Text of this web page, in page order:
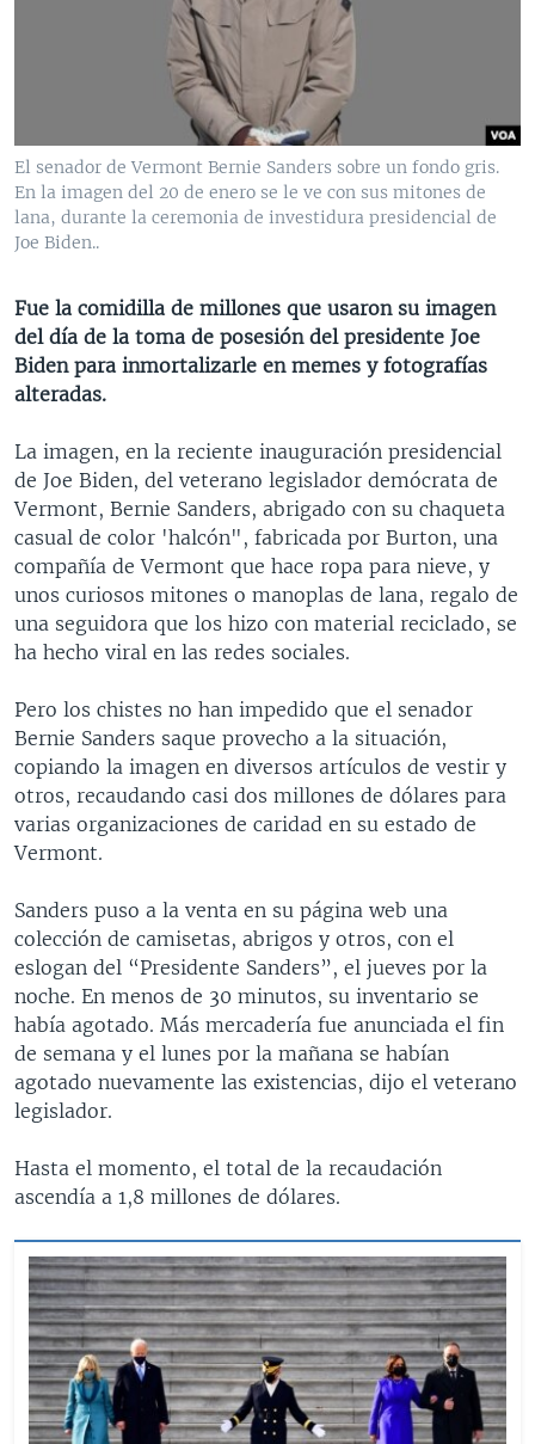
ENTRETENIMIENTO Y CULTURA
DEPORTES
CIENCIA Y SALUD
AUDIOS
EL MUNDO AL DÍA
FORO INTERAMERICANO
VISIÓN 360
LAS CLAVES
AVANCE INFORMATIVO
AUDIONOTICIAS
BUENOS DÍAS AMÉRICA
EL MUNDO AL DÍA [RADIO]
FORO [RADIO]
DEPORTIVO INTERNACIONAL
NOTA ECONÓMICA
ENTRETENIMIENTO
DIRECT
DOCUMENTALES DE LA VOA
SÍGANOS
El senador de Vermont Bernie Sanders sobre un fondo gris.
En la imagen del 20 de enero se le ve con sus mitones de
lana, durante la ceremonia de investidura presidencial de
Joe Biden..
Fue la comidilla de millones que usaron su imagen
del día de la toma de posesión del presidente Joe
Biden para inmortalizarle en memes y fotografías
alteradas.
La imagen, en la reciente inauguración presidencial
de Joe Biden, del veterano legislador demócrata de
Vermont, Bernie Sanders, abrigado con su chaqueta
casual de color 'halcón", fabricada por Burton, una
compañía de Vermont que hace ropa para nieve, y
unos curiosos mitones o manoplas de lana, regalo de
una seguidora que los hizo con material reciclado, se
ha hecho viral en las redes sociales.
Pero los chistes no han impedido que el senador
Bernie Sanders saque provecho a la situación,
copiando la imagen en diversos artículos de vestir y
otros, recaudando casi dos millones de dólares para
varias organizaciones de caridad en su estado de
Vermont.
Sanders puso a la venta en su página web una
colección de camisetas, abrigos y otros, con el
eslogan del “Presidente Sanders”, el jueves por la
noche. En menos de 30 minutos, su inventario se
había agotado. Más mercadería fue anunciada el fin
de semana y el lunes por la mañana se habían
agotado nuevamente las existencias, dijo el veterano
legislador.
Hasta el momento, el total de la recaudación
ascendía a 1,8 millones de dólares.